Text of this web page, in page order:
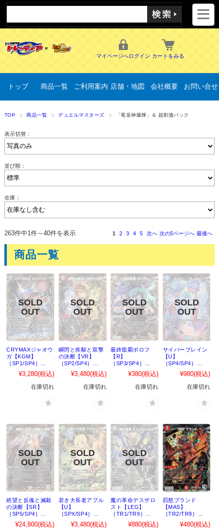
マイページへログイン カートをみる
トップ 商品一覧 ご利用案内 店舗・地図 会社概要 お問い合せ
TOP 商品一覧 デュエルマスターズ 「竜皇神爆輝」＆ 超刺激パック
表示切替：
並び順：
在庫：
263件中1件～40件を表示 1 2 3 4 5 次へ 次の5ページへ 最後へ
商品一覧
CRYMAXジャオウ
ガ【KGM】
｛SP1/SP4｝
［23RP4］
¥3,280(税込)
在庫切れ
瞬閃と疾駆と双撃
の決断【VR】
｛SP2/SP4｝
［23RP4］
¥3,480(税込)
在庫切れ
最終龍覇ボロフ
【R】
｛SP3/SP4｝
［23RP4］
¥380(税込)
在庫切れ
サイバーブレイン
【U】
｛SP4/SP4｝
［23RP4］
¥980(税込)
在庫切れ
絶望と反魂と滅殺
の決断【SR】
｛SP5/SP4｝
［23RP4］
¥24,800(税込)
若き大長老アプル
【U】
｛SPX/SP4｝
［23RP4X］
¥3,480(税込)
魔の革命デスザロ
スト【LEG】
｛TR1/TR9｝
［23RP4］
¥880(税込)
罰怒ブランド
【MAS】
｛TR2/TR9｝
［23RP4］
¥480(税込)